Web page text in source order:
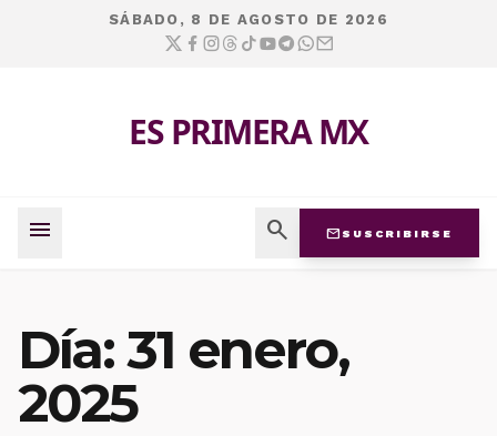
SÁBADO, 8 DE AGOSTO DE 2026
ES PRIMERA MX
menu search mail SUSCRIBIRSE
Día:31 enero,
2025